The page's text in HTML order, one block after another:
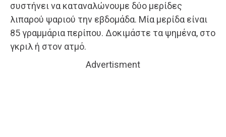
συστήνει να καταναλώνουμε δύο μερίδες
λιπαρού ψαριού την εβδομάδα. Μία μερίδα είναι
85 γραμμάρια περίπου. Δοκιμάστε τα ψημένα, στο
γκριλ ή στον ατμό.
Advertisment